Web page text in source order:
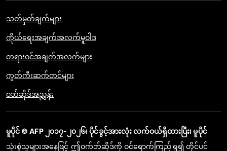
သတ်မှတ်ချက်များ
ကိုယ်ရေးအချက်အလက်မူဝါဒ
တရားဝင်အချက်အလက်များ
ကွတ်ကီးဆက်တင်များ
ဝဘ်ဆိုဒ်အညွှန်း
မူပိုင် © AFP ၂၀၁၇-၂၀၂၆၊ ပိုင်ခွင့်အားလုံး လက်ဝယ်ရှိထားပြီး၊ မူပိုင်
သုံးစွဲသူများအနေဖြင့် ဤဝက်ဘ်ဆိုဒ်ကို ဝင်ရောက်ကြည့်ရှု၍ တိုင်ပင်